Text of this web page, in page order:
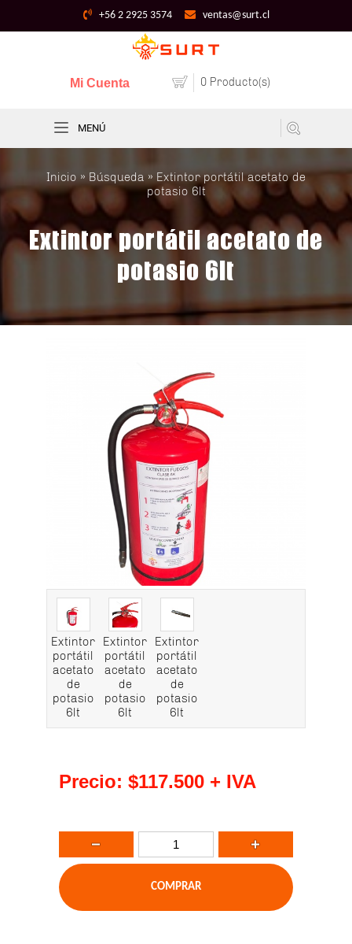
+56 2 2925 3574 ventas@surt.cl
0 Producto(s)
Mi Cuenta
MENÚ
Inicio » Búsqueda » Extintor portátil acetato de
potasio 6lt
Extintor portátil acetato de
potasio 6lt
Extintor
portátil
acetato
de
potasio
6lt
Extintor
portátil
acetato
de
potasio
6lt
Extintor
portátil
acetato
de
potasio
6lt
Precio: $117.500 + IVA